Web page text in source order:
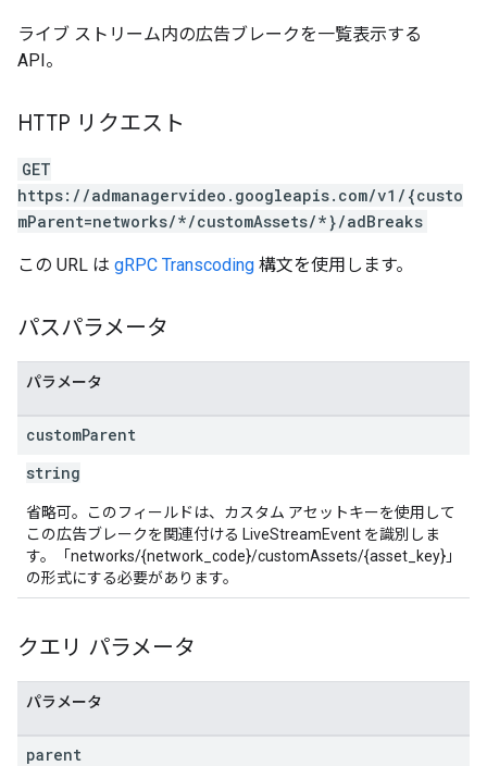
ライブ ストリーム内の広告ブレークを一覧表示する
API。
HTTP リクエスト
GET
https://admanagervideo.googleapis.com/v1/{custo
mParent=networks/*/customAssets/*}/adBreaks
この URL は gRPC Transcoding 構文を使用します。
パスパラメータ
パラメータ
customParent
string
省略可。このフィールドは、カスタム アセットキーを使用して
この広告ブレークを関連付ける LiveStreamEvent を識別しま
す。「networks/{network_code}/customAssets/{asset_key}」
の形式にする必要があります。
クエリ パラメータ
パラメータ
parent